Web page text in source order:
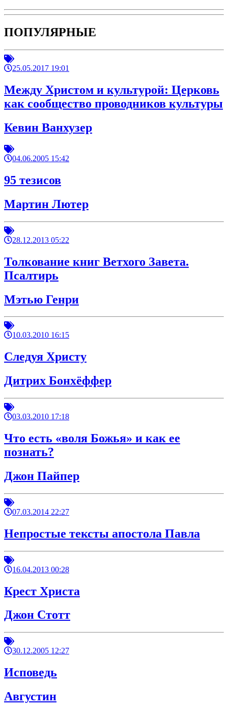
ПОПУЛЯРНЫЕ
25.05.2017 19:01
Между Христом и культурой: Церковь
как сообщество проводников культуры
Кевин Ванхузер
04.06.2005 15:42
95 тезисов
Мартин Лютер
28.12.2013 05:22
Толкование книг Ветхого Завета.
Псалтирь
Мэтью Генри
10.03.2010 16:15
Следуя Христу
Дитрих Бонхёффер
03.03.2010 17:18
Что есть «воля Божья» и как ее
познать?
Джон Пайпер
07.03.2014 22:27
Непростые тексты апостола Павла
16.04.2013 00:28
Крест Христа
Джон Стотт
30.12.2005 12:27
Исповедь
Августин